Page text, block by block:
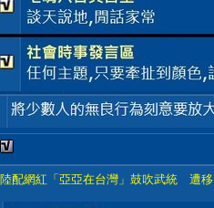
陸配網紅「亞亞在台灣」鼓吹武統 遭